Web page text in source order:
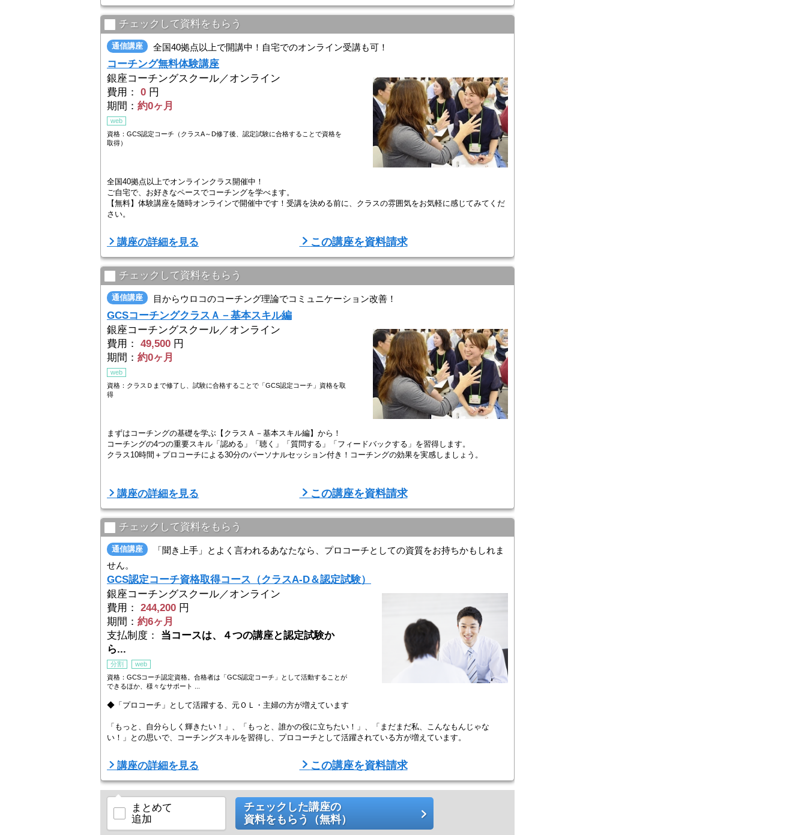
チェックして資料をもらう
通信講座 全国40拠点以上で開講中！自宅でのオンライン受講も可！
コーチング無料体験講座
銀座コーチングスクール／オンライン
費用：
0 円
期間： 約0ヶ月
web
資格：GCS認定コーチ（クラスA～D修了後、認定試験に合格することで資格を
取得）
全国40拠点以上でオンラインクラス開催中！
ご自宅で、お好きなペースでコーチングを学べます。
【無料】体験講座を随時オンラインで開催中です！受講を決める前に、クラスの雰囲気をお気軽に感じてみてくだ
さい。
コーチングは、相手の言葉に耳を傾けて可能性を最大限に引き出す、効果的なコミュニケーションのスキルです。
ビジネスはもちろんのこと、人間関係や家族関係の改善など、さまざまな場面で求められています。
銀座コーチングスクールでは「周囲との人間関係を改善したい」「上司として上手に部下を指導したい」「子 ...
講座の詳細を見る この講座を資料請求
チェックして資料をもらう
通信講座 目からウロコのコーチング理論でコミュニケーション改善！
GCSコーチングクラスＡ－基本スキル編
銀座コーチングスクール／オンライン
費用：
49,500 円
期間： 約0ヶ月
web
資格：クラスＤまで修了し、試験に合格することで「GCS認定コーチ」資格を取
得
まずはコーチングの基礎を学ぶ【クラスＡ－基本スキル編】から！
コーチングの4つの重要スキル「認める」「聴く」「質問する」「フィードバックする」を習得します。
クラス10時間＋プロコーチによる30分のパーソナルセッション付き！コーチングの効果を実感しましょう。
【クラスＡ－基本スキル編】は、コーチングの根幹をなす考え方と全体像を把握・理解し、基本的なスキルを修得
するクラスです。
実践的な演習を中心に、「認める」「聴く」「質問する」「フィードバックする」といった4つの重要スキルを習
得。
コーチ ...
講座の詳細を見る この講座を資料請求
チェックして資料をもらう
通信講座
「聞き上手」とよく言われるあなたなら、プロコーチとしての資質をお持ちかもしれま
せん。
GCS認定コーチ資格取得コース（クラスA-D＆認定試験）
銀座コーチングスクール／オンライン
費用：
244,200 円
期間： 約6ヶ月
支払制度： 当コースは、４つの講座と認定試験か
ら...
分割
web
資格：GCSコーチ認定資格。合格者は「GCS認定コーチ」として活動することが
できるほか、様々なサポート ...
◆「プロコーチ」として活躍する、元ＯＬ・主婦の方が増えています
「もっと、自分らしく輝きたい！」、「もっと、誰かの役に立ちたい！」、「まだまだ私、こんなもんじゃな
い！」との思いで、コーチングスキルを習得し、プロコーチとして活躍されている方が増えています。
◆「コーチング」や「プロコーチ」とは？
コーチングとは、相手の「夢・目標の実現」や「悩みの解決」をサポートすることができるコミュニケーションの
スキルで、相手の「気づき」や「やる気」、「自発的行動」を引き出すことができます。プロコーチを目 ...
講座の詳細を見る この講座を資料請求
まとめて
追加
チェックした講座の
資料をもらう（無料）